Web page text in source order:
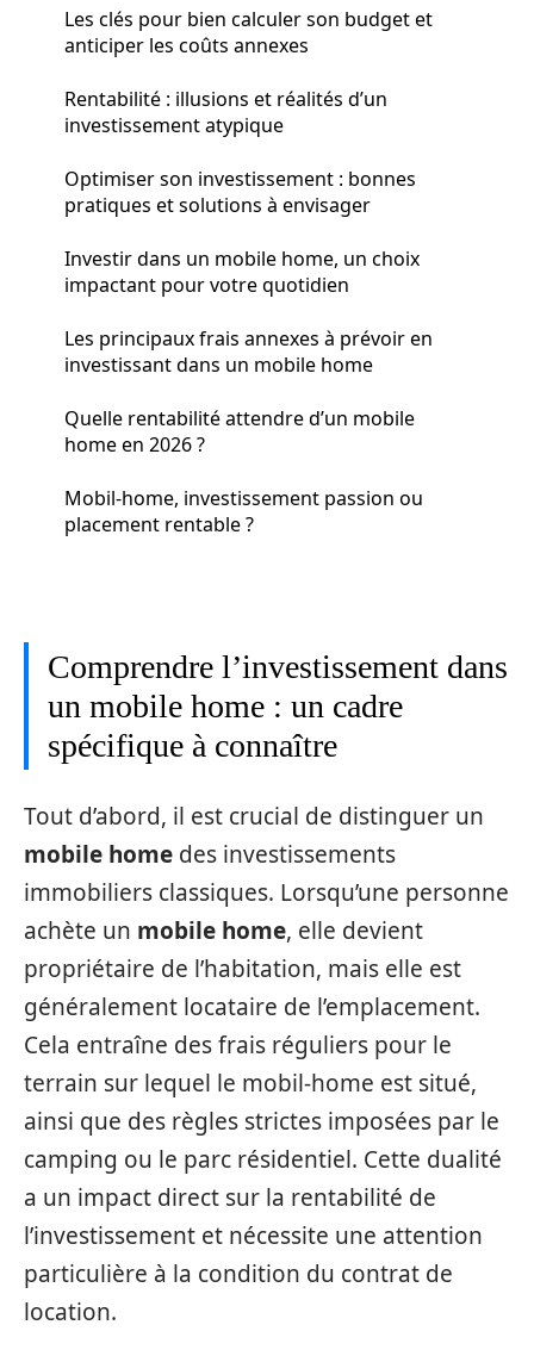
Les clés pour bien calculer son budget et
anticiper les coûts annexes
Rentabilité : illusions et réalités d’un
investissement atypique
Optimiser son investissement : bonnes
pratiques et solutions à envisager
Investir dans un mobile home, un choix
impactant pour votre quotidien
Les principaux frais annexes à prévoir en
investissant dans un mobile home
Quelle rentabilité attendre d’un mobile
home en 2026 ?
Mobil-home, investissement passion ou
placement rentable ?
Comprendre l’investissement dans
un mobile home : un cadre
spécifique à connaître
Tout d’abord, il est crucial de distinguer un
mobile home des investissements
immobiliers classiques. Lorsqu’une personne
achète un mobile home, elle devient
propriétaire de l’habitation, mais elle est
généralement locataire de l’emplacement.
Cela entraîne des frais réguliers pour le
terrain sur lequel le mobil-home est situé,
ainsi que des règles strictes imposées par le
camping ou le parc résidentiel. Cette dualité
a un impact direct sur la rentabilité de
l’investissement et nécessite une attention
particulière à la condition du contrat de
location.